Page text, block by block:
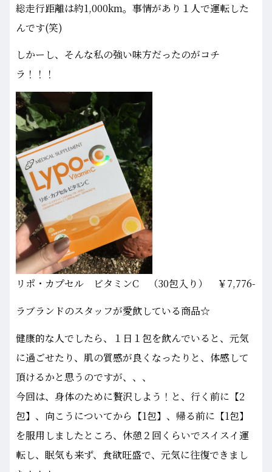
総走行距離は約1,000km。事情があり１人で運転した
んです(笑)
しかーし、そんな私の強い味方だったのがコチ
ラ！！！
リポ・カプセル ビタミンC （30包入り） ￥7,776-
ラブランドのスタッフが愛飲している商品☆
健康的な人でしたら、１日１包を飲んでいると、元気
に過ごせたり、肌の質感が良くなったりと、体感して
頂けるかと思うのですが、、、
今回は、身体のために贅沢しよう！と、行く前に【2
包】、向こうについてから【1包】、帰る前に【1包】
を服用しましたところ、休憩２回くらいでスイスイ運
転し、眠気も来ず、食欲旺盛で、元気に往復できまし